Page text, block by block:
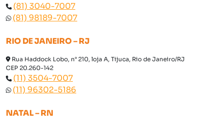
(81) 3040-7007
(81) 98189-7007
RIO DE JANEIRO – RJ
Rua Haddock Lobo, n° 210, loja A, Tijuca, Rio de Janeiro/RJ
CEP 20.260-142
(11) 3504-7007
(11) 96302-5186
NATAL – RN